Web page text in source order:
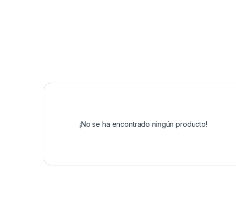
¡No se ha encontrado ningún producto!